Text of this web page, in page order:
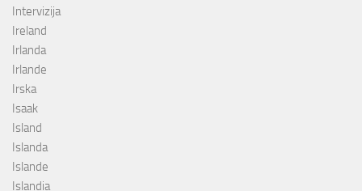
Intervizija
Ireland
Irlanda
Irlande
Irska
Isaak
Island
Islanda
Islande
Islandia